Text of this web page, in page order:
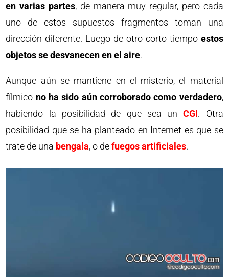
en varias partes, de manera muy regular, pero cada
uno de estos supuestos fragmentos toman una
dirección diferente. Luego de otro corto tiempoestos
objetos se desvanecen en el aire.
Aunque aún se mantiene en el misterio, el material
fílmico no ha sido aún corroborado como verdadero,
habiendo la posibilidad de que sea unCGI. Otra
posibilidad que se ha planteado en Internet es que se
trate de una bengala, o defuegos artificiales.